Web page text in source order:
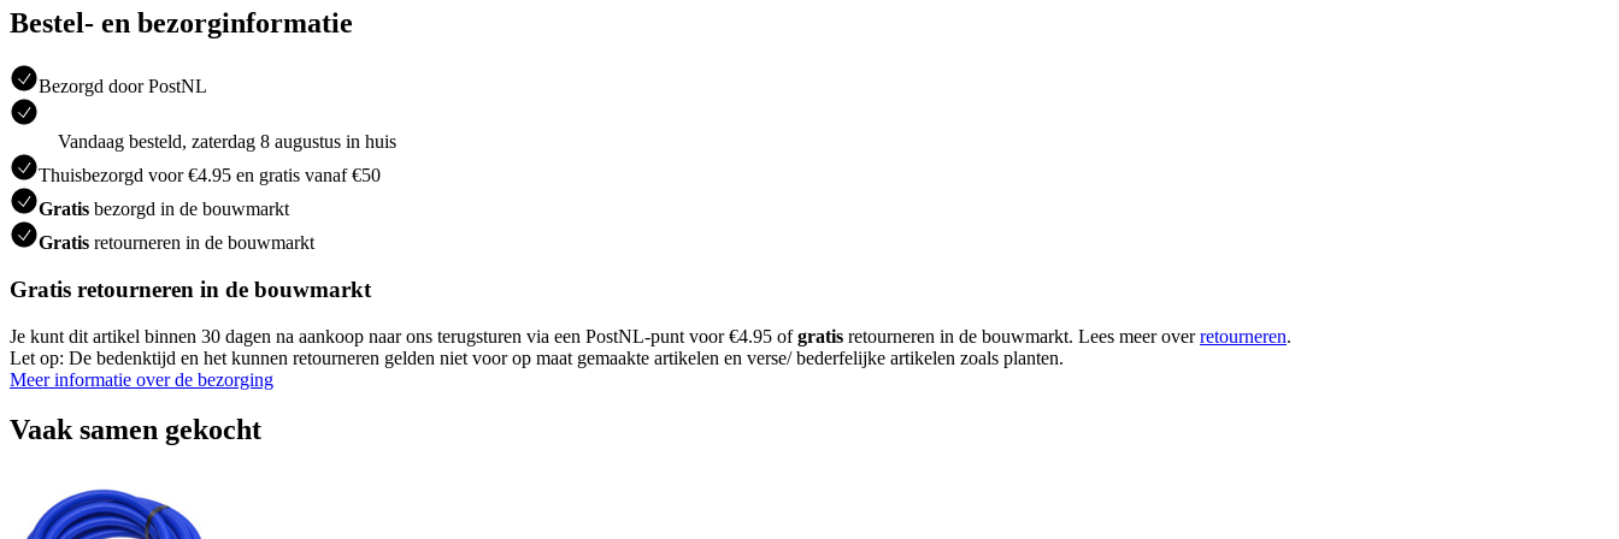
Bestel- en bezorginformatie
Bezorgd door PostNL
Vandaag besteld, zaterdag 8 augustus in huis
Thuisbezorgd voor €4.95 en gratis vanaf €50
Gratis bezorgd in de bouwmarkt
Gratis retourneren in de bouwmarkt
Gratis retourneren in de bouwmarkt
Je kunt dit artikel binnen 30 dagen na aankoop naar ons terugsturen via een PostNL-punt voor €4.95 ofgratis retourneren in de bouwmarkt. Lees meer overretourneren.
Let op: De bedenktijd en het kunnen retourneren gelden niet voor op maat gemaakte artikelen en verse/ bederfelijke artikelen zoals planten.
Meer informatie over de bezorging
Vaak samen gekocht